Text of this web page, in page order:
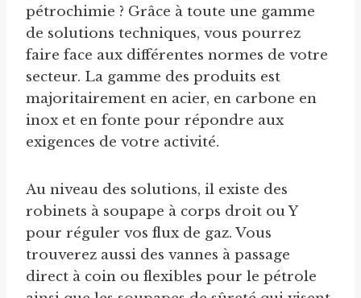
pétrochimie ? Grâce à toute une gamme
de solutions techniques, vous pourrez
faire face aux différentes normes de votre
secteur. La gamme des produits est
majoritairement en acier, en carbone en
inox et en fonte pour répondre aux
exigences de votre activité.
Au niveau des solutions, il existe des
robinets à soupape à corps droit ou Y
pour réguler vos flux de gaz. Vous
trouverez aussi des vannes à passage
direct à coin ou flexibles pour le pétrole